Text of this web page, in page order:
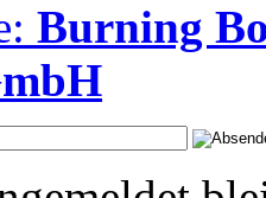
Burning